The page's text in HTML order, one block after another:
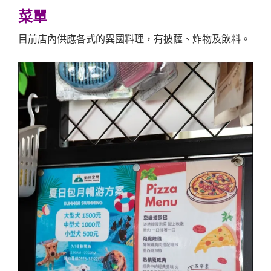
菜單
目前店內供應各式的異國料理，有披薩、炸物及飲料。